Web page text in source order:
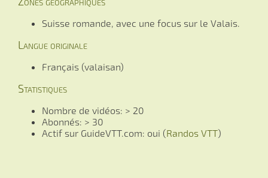
Suisse romande, avec une focus sur le Valais.
Langue originale
Français (valaisan)
Statistiques
Nombre de vidéos: > 20
Abonnés: > 30
Actif sur GuideVTT.com: oui (Randos VTT)